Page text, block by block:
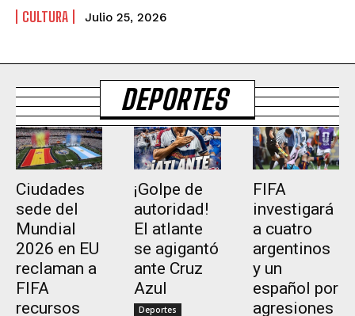
CULTURA Julio 25, 2026
DEPORTES
Ciudades
sede del
Mundial
2026 en EU
reclaman a
FIFA
recursos
¡Golpe de
autoridad!
El atlante
se agigantó
ante Cruz
Azul
Deportes
FIFA
investigará
a cuatro
argentinos
y un
español por
agresiones